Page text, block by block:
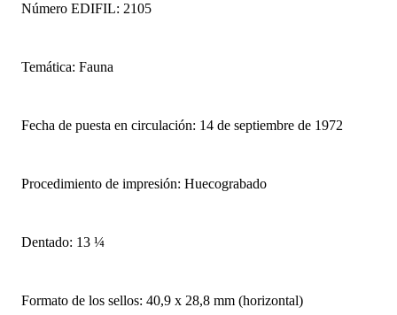
Número EDIFIL: 2105
Temática: Fauna
Fecha de puesta en circulación: 14 de septiembre de 1972
Procedimiento de impresión: Huecograbado
Dentado: 13 ¼
Formato de los sellos: 40,9 x 28,8 mm (horizontal)